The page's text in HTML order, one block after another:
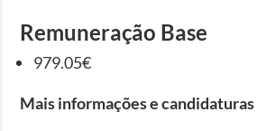
Remuneração Base
979.05€
Mais informações e candidaturas